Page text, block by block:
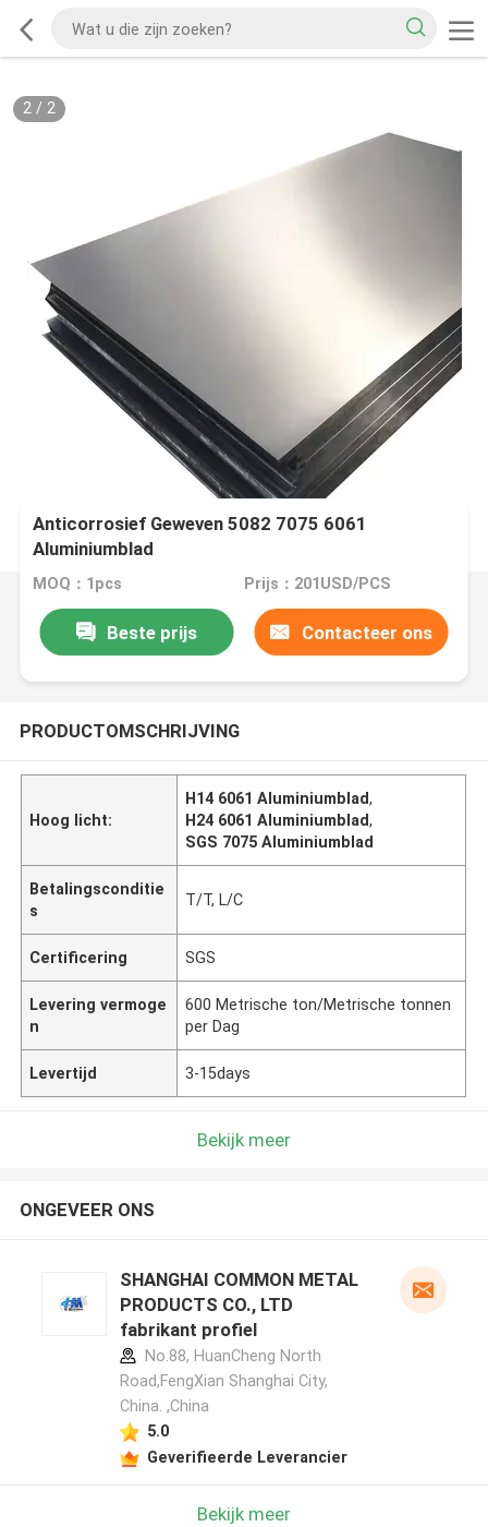
2/ 2
Anticorrosief Geweven 5082 7075 6061
Aluminiumblad
MOQ：1pcs Prijs：201USD/PCS
Beste prijs Contacteer ons
PRODUCTOMSCHRIJVING
Hoog licht:
H14 6061 Aluminiumblad,
H24 6061 Aluminiumblad,
SGS 7075 Aluminiumblad
Betalingsconditie
s
T/T, L/C
Certificering SGS
Levering vermoge
n
600 Metrische ton/Metrische tonnen
per Dag
Levertijd 3-15days
Bekijk meer
ONGEVEER ONS
SHANGHAI COMMON METAL
PRODUCTS CO., LTD
fabrikant profiel
No.88, HuanCheng North
Road,FengXian Shanghai City,
China. ,China
5.0
Geverifieerde Leverancier
Bekijk meer